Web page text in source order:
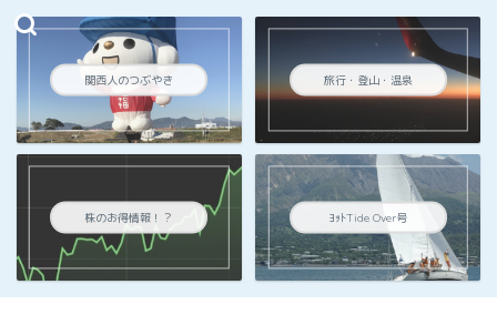
関西人のつぶやき 旅行・登山・温泉
株のお得情報！？ ﾖｯﾄTide Over号